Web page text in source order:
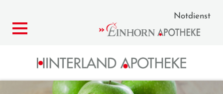
Notdienst